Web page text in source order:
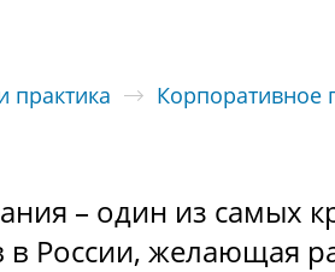
практика Корпоративное
– один из самых
в России, желающая